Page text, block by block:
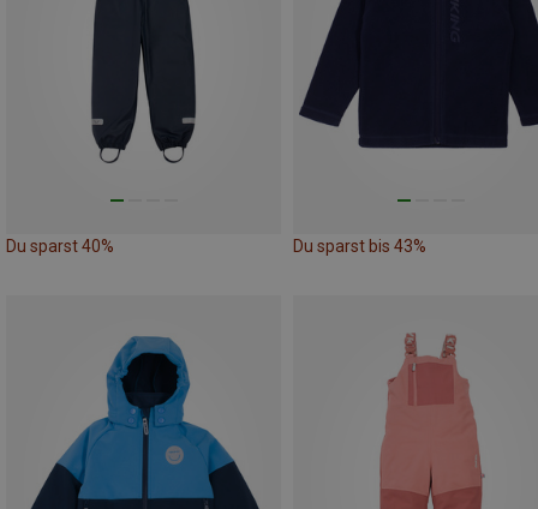
Du sparst 40% Du sparst bis 43%